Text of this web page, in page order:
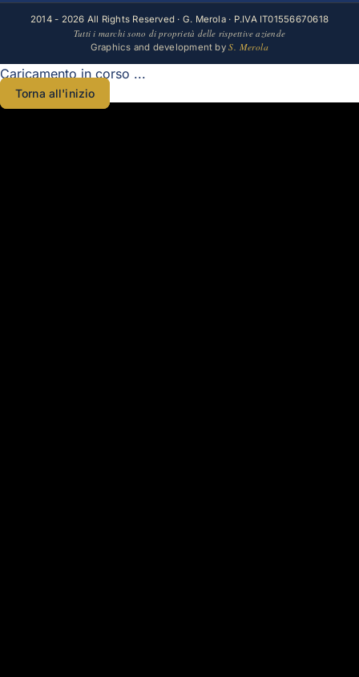
2014 - 2026 All Rights Reserved · G. Merola · P.IVA IT01556670618
Tutti i marchi sono di proprietà delle rispettive aziende
Graphics and development byS. Merola
Caricamento in corso ...
Torna all'inizio